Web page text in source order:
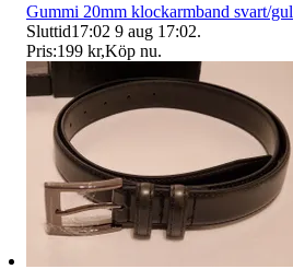
Gummi 20mm klockarmband svart/gul
Sluttid17:02 9 aug 17:02.
Pris:199 kr,Köp nu.